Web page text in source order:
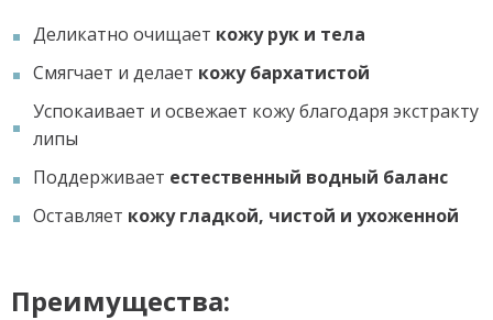
Деликатно очищает кожу рук и тела
Смягчает и делает кожу бархатистой
Успокаивает и освежает кожу благодаря экстракту
липы
Поддерживает естественный водный баланс
Оставляет кожу гладкой, чистой и ухоженной
Преимущества: